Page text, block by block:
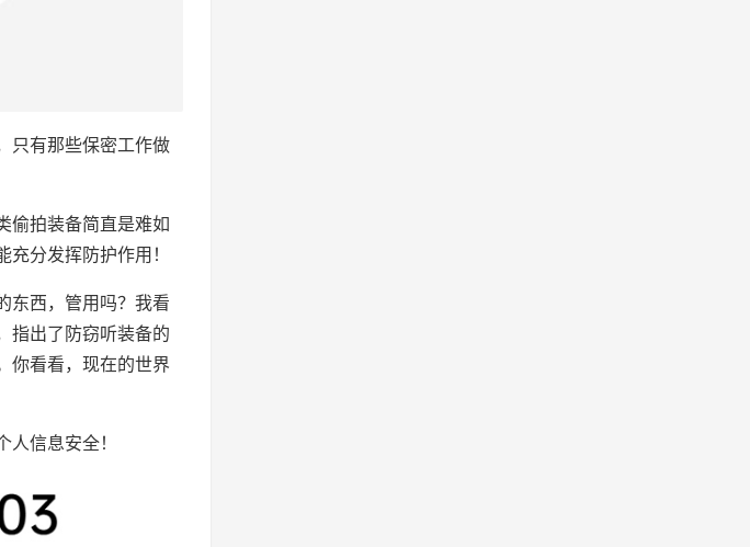
只有那些保密工作做
偷拍装备简直是难如
分发挥防护作用！
东西，管用吗？我看
指出了防窃听装备的
你看看，现在的世界
信息安全！